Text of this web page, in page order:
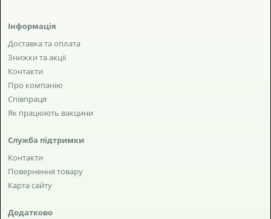
Інформація
Доставка та оплата
Знижки та акції
Контакти
Про компанію
Співпраця
Як працюють вакцини
Служба підтримки
Контакти
Повернення товару
Карта сайту
Додатково